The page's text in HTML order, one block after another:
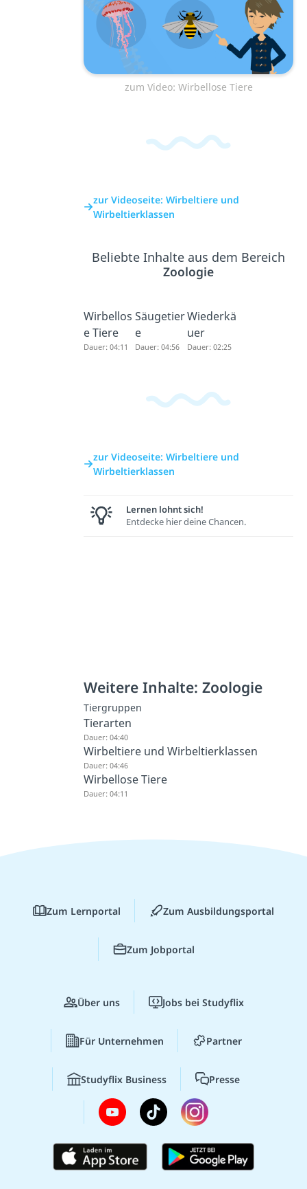
zum Video: Wirbellose Tiere
zur Videoseite: Wirbeltiere und
Wirbeltierklassen
Beliebte Inhalte aus dem Bereich
Zoologie
Wirbellos
e Tiere
Dauer: 04:11
Säugetier
e
Dauer: 04:56
Wiederkä
uer
Dauer: 02:25
zur Videoseite: Wirbeltiere und
Wirbeltierklassen
Lernen lohnt sich!
Entdecke hier deine Chancen.
Weitere Inhalte: Zoologie
Tiergruppen
Tierarten
Dauer: 04:40
Wirbeltiere und Wirbeltierklassen
Dauer: 04:46
Wirbellose Tiere
Dauer: 04:11
Zum Lernportal Zum Ausbildungsportal
Zum Jobportal
Über uns Jobs bei Studyflix
Für Unternehmen Partner
Studyflix Business Presse